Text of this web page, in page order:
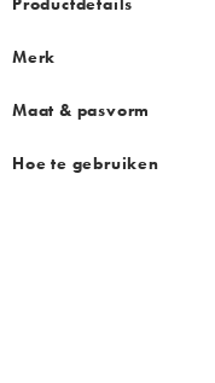
Merk
Maat & pasvorm
Hoe te gebruiken